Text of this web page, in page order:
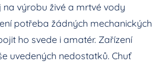
výrobu živé a mrtvé vody
potřeba žádných mechanických
ho svede i amatér. Zařízení
uvedených nedostatků. Chuť